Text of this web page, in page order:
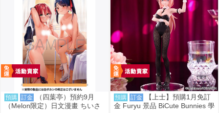
預購 訂金
（四葉亭）預約9月
（Melon限定）日文漫畫 ちいさ
預購 訂金
【上士】預購1月免訂
金 Furyu 景品 BiCute Bunnies 學